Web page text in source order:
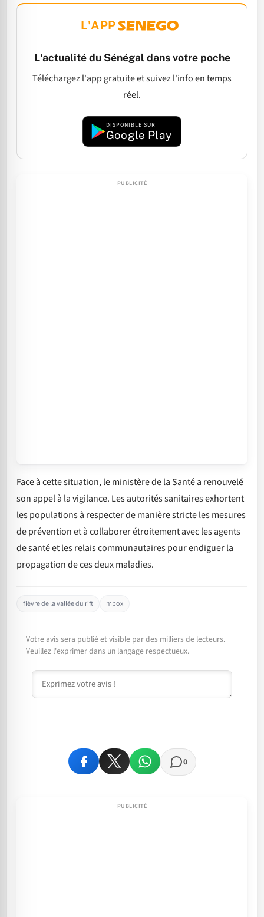
L'APP
L'actualité du Sénégal dans votre poche
Téléchargez l'app gratuite et suivez l'info en temps
réel.
DISPONIBLE SUR
Google Play
Face à cette situation, le ministère de la Santé a renouvelé
son appel à la vigilance. Les autorités sanitaires exhortent
les populations à respecter de manière stricte les mesures
de prévention et à collaborer étroitement avec les agents
de santé et les relais communautaires pour endiguer la
propagation de ces deux maladies.
fièvre de la vallée du rift mpox
Votre avis sera publié et visible par des milliers de lecteurs.
Veuillez l'exprimer dans un langage respectueux.
Commentaire
0